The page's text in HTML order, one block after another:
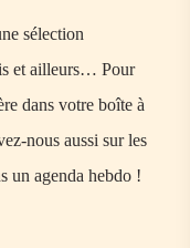
sélection
et ailleurs… Pour
dans votre boîte à
nous aussi sur les
un agenda hebdo !